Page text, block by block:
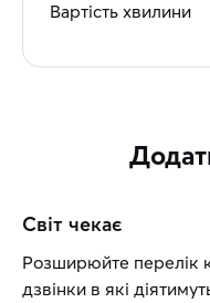
Вартість хвилини
Світ чекає
Розширюйте перелік
дзвінки в які